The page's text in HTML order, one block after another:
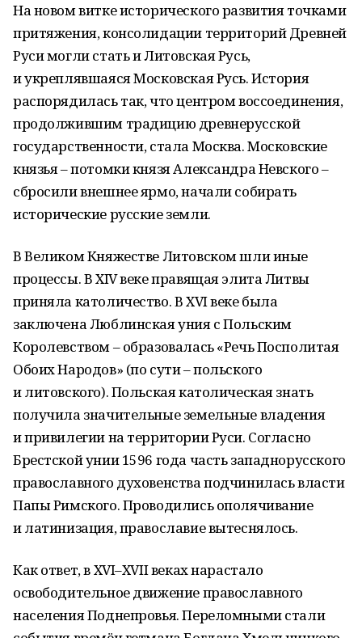
На новом витке исторического развития точками
притяжения, консолидации территорий Древней
Руси могли стать и Литовская Русь,
и укреплявшаяся Московская Русь. История
распорядилась так, что центром воссоединения,
продолжившим традицию древнерусской
государственности, стала Москва. Московские
князья – потомки князя Александра Невского –
сбросили внешнее ярмо, начали собирать
исторические русские земли.
В Великом Княжестве Литовском шли иные
процессы. В XIV веке правящая элита Литвы
приняла католичество. В XVI веке была
заключена Люблинская уния с Польским
Королевством – образовалась «Речь Посполитая
Обоих Народов» (по сути – польского
и литовского). Польская католическая знать
получила значительные земельные владения
и привилегии на территории Руси. Согласно
Брестской унии 1596 года часть западнорусского
православного духовенства подчинилась власти
Папы Римского. Проводились ополячивание
и латинизация, православие вытеснялось.
Как ответ, в XVI–XVII веках нарастало
освободительное движение православного
населения Поднепровья. Переломными стали